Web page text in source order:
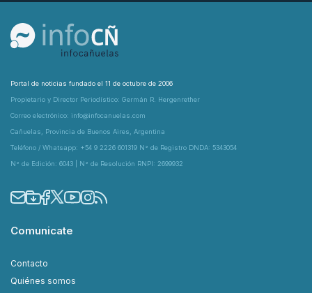
Portal de noticias fundado el 11 de octubre de 2006
Propietario y Director Periodístico: Germán R. Hergenrether
Correo electrónico: info@infocanuelas.com
Cañuelas, Provincia de Buenos Aires, Argentina
Teléfono / Whatsapp: +54 9 2226 601319 N° de Registro DNDA: 5343054
N° de Edición: 6043 | N° de Resolución RNPI: 2699932
Comunicate
Contacto
Quiénes somos